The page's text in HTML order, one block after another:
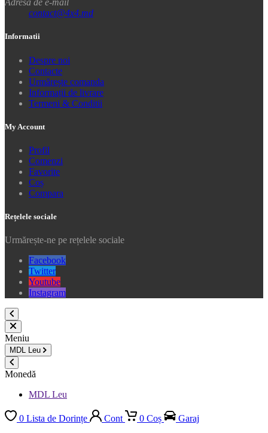
Adresa de e-mail
contact@4x4.md
Informatii
Despre noi
Contacte
Urmărește comanda
Informații de livrare
Termeni & Conditii
My Account
Profil
Comenzi
Favorite
Coș
Compara
Rețelele sociale
Urmărește-ne pe rețelele sociale
Facebook
Twitter
Youtube
Instagram
Meniu
MDL Leu
Monedă
MDL Leu
0 Lista de Dorințe Cont 0 Coș
Garaj